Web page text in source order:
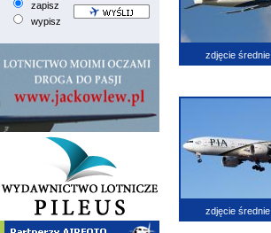
zapisz
wypisz
zdjęcie średnie
zdjęcie średnie